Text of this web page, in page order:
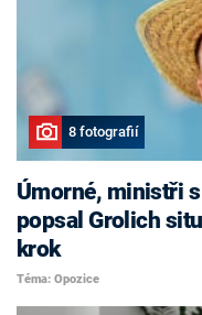
8 fotografií
Úmorné, ministři
popsal Grolich
krok
Téma: Opozice